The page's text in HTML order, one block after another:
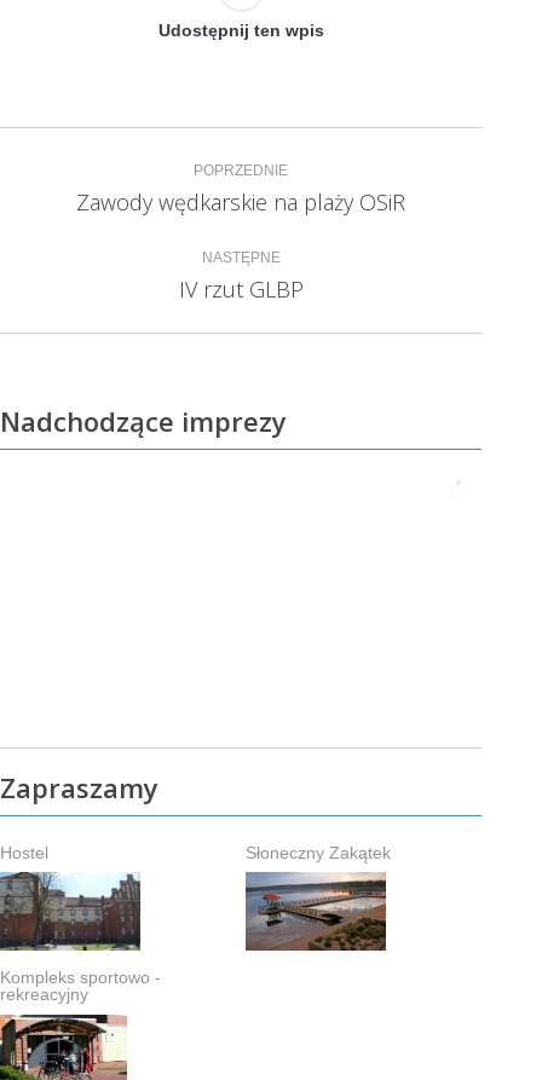
Udostępnij ten wpis
Nawigacja
wpisów
POPRZEDNIE
Poprzedni
Zawody wędkarskie na plaży OSiR
NASTĘPNE
Następny
IV rzut GLBP
Nadchodzące imprezy
Zapraszamy
Hostel Słoneczny Zakątek
Kompleks sportowo -
rekreacyjny